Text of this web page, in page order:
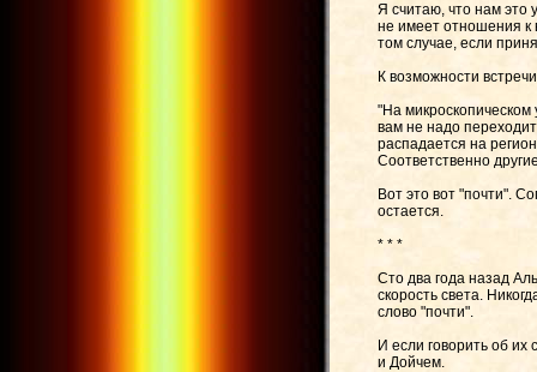
Я считаю, что нам это
не имеет отношения к
том случае, если
К возможности
"На микроскопическом
вам не надо
распадается на
Соответственно
Вот это вот "почти".
остается.
* * *
Сто два года назад
скорость света.
слово "почти".
И если говорить об
и Дойчем.